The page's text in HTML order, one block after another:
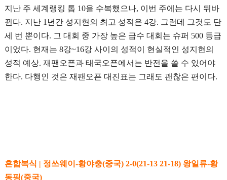
지난 주 세계랭킹 톱 10을 수복했으나, 이번 주에는 다시 뒤바
뀐다. 지난 1년간 성지현의 최고 성적은 4강. 그런데 그것도 단
세 번 뿐이다. 그 대회 중 가장 높은 급수 대회는 슈퍼 500 등급
이었다. 현재는 8강~16강 사이의 성적이 현실적인 성지현의
성적 예상. 재팬오픈과 태국오픈에서는 반전을 쓸 수 있어야
한다. 다행인 것은 재팬오픈 대진표는 그래도 괜찮은 편이다.
혼합복식 | 정쓰웨이-황야충(중국) 2-0(21-13 21-18) 왕일류-황
동핑(중국)